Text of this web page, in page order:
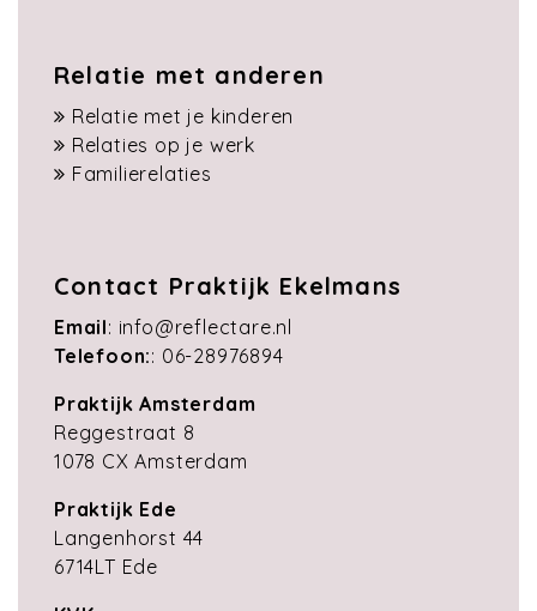
Relatie met anderen
Relatie met je kinderen
Relaties op je werk
Familierelaties
Contact Praktijk Ekelmans
Email: info@reflectare.nl
Telefoon:: 06-28976894
Praktijk Amsterdam
Reggestraat 8
1078 CX Amsterdam
Praktijk Ede
Langenhorst 44
6714LT Ede